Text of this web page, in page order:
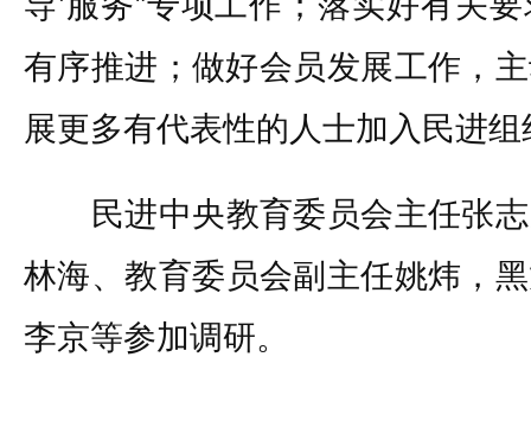
有序推进；做好会员发展工作，
展更多有代表性的人士加入民进组
民进中央教育委员会主任张志
林海、教育委员会副主任姚炜，
李京等参加调研。